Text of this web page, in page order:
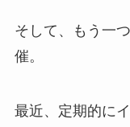
そして、もう一
催。
最近、定期的に